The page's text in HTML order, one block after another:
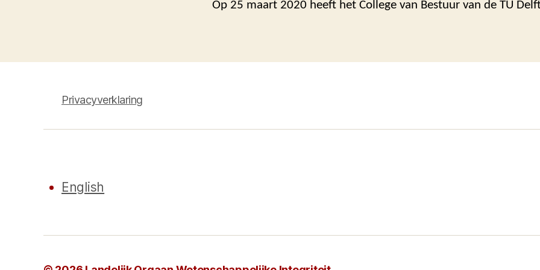
Op 25 maart 2020 heeft het College van Bestuur van de TU
Privacyverklaring
English